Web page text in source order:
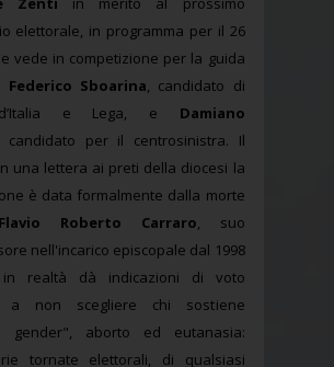
elettorale, in programma per il 26
vede in competizione per la guida
Federico Sboarina, candidato di
d’Italia e Lega, e Damiano
candidato per il centrosinistra. Il
una lettera ai preti della diocesi la
è data formalmente dalla morte
Roberto Carraro, suo
nell'incarico episcopale dal 1998
realtà dà indicazioni di voto
a non scegliere chi sostiene
gender", aborto ed eutanasia:
tornate elettorali, di qualsiasi